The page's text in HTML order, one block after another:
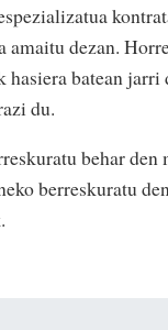
amaitu dezan.
batean jarri
du.
behar
berreskuratu